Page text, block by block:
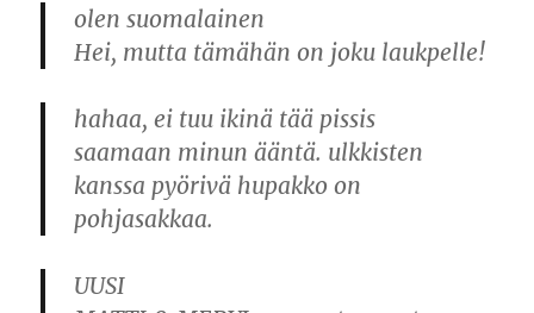
olen suomalainen
Hei, mutta tämähän on joku laukpelle!
hahaa, ei tuu ikinä tää pissis
saamaan minun ääntä. ulkkisten
kanssa pyörivä hupakko on
pohjasakkaa.
UUSI